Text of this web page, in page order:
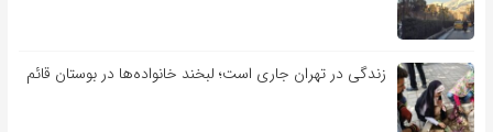
زندگی در تهران جاری است؛ لبخند خانواده‌ها در بوستان قائم